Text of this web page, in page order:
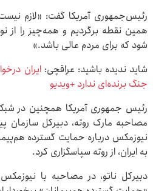
رئیس‌جمهوری آمریکا گفت: «لازم
همین نقطه برگردیم و همه‌چیز را از
شود که برای مردم عالی باشد.»
شاید ندیده باشید: عراقچی:ایران
جنگ برنده‌ای ندارد +ویدیو
رئیس جمهوری آمریکا همچنین در
مصاحبه مارک روته، دبیرکل سازمان
نیوزمکس درباره حمایت گسترده
به ایران، از روته سپاسگزاری کرد.
دبیرکل ناتو، در مصاحبه با